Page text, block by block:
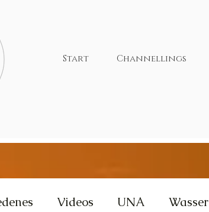
Start Channellings
Videos UNA Wasser